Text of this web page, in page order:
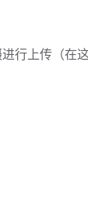
行上传（在